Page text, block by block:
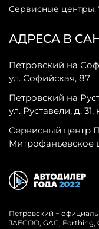
АДРЕСА В
Петровский на
ул. Софийская, 87
Петровский на
ул. Руставели, д. 31,
Сервисный центр
Митрофаньевское
Сервисные центры:
Петровский −
JAECOO, GAC,